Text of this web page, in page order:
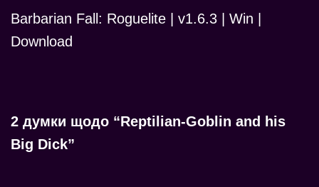
Barbarian Fall: Roguelite | v1.6.3 | Win |
Download
2 думки щодо “Reptilian-Goblin and his
Big Dick”